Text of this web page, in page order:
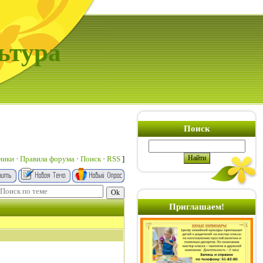
· Правила форума · Поиск· RSS ]
Поиск
Приглашаем!